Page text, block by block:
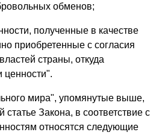
обменов;
полученные в качестве
приобретенные с согласия
страны, откуда
ценности".
мира", упомянутые выше,
статье Закона, в соответствие с
относятся следующие